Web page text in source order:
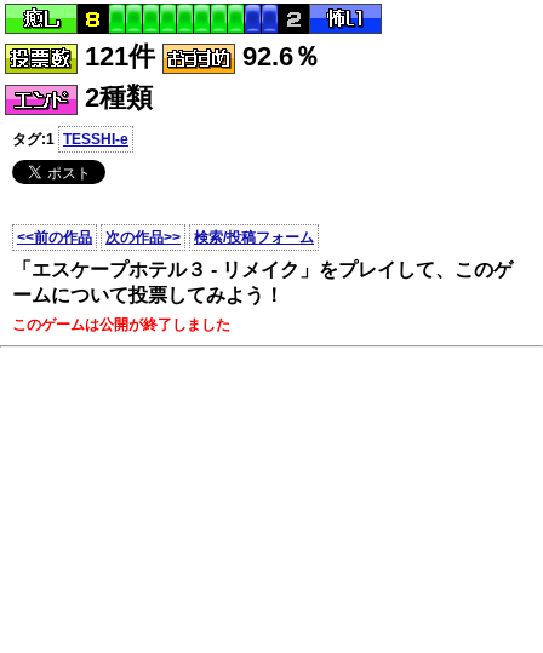
121件
92.6％
2種類
タグ:1 TESSHI-e
<<前の作品 次の作品>> 検索/投稿フォーム
「エスケープホテル３ - リメイク」をプレイして、このゲ
ームについて投票してみよう！
このゲームは公開が終了しました